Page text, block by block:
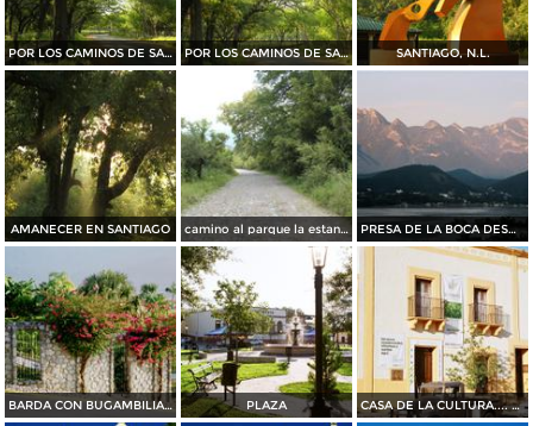
POR LOS CAMINOS DE SANTIAGO POR LOS CAMINOS DE SANTIAGO SANTIAGO, N.L.
AMANECER EN SANTIAGO camino al parque la estanzuela PRESA DE LA BOCA DESDE BAHIA ESCONDIDA....35 MM
BARDA CON BUGAMBILIAS....35 mm PLAZA CASA DE LA CULTURA.... 35 mm